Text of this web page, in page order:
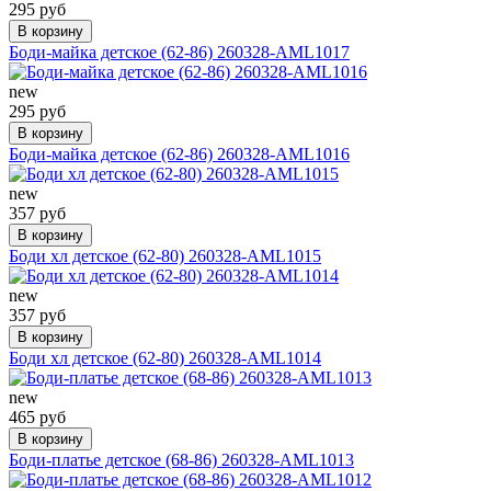
295 руб
В корзину
Боди-майка детское (62-86) 260328-AML1017
new
295 руб
В корзину
Боди-майка детское (62-86) 260328-AML1016
new
357 руб
В корзину
Боди хл детское (62-80) 260328-AML1015
new
357 руб
В корзину
Боди хл детское (62-80) 260328-AML1014
new
465 руб
В корзину
Боди-платье детское (68-86) 260328-AML1013